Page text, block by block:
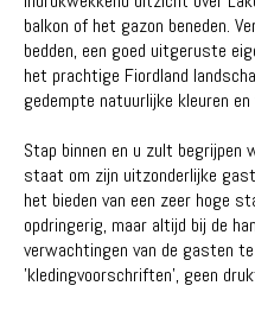
balkon of het gazon beneden.
bedden, een goed uitgeruste
het prachtige Fiordland
gedempte natuurlijke kleuren
Stap binnen en u zult begrijpen
staat om zijn uitzonderlijke
het bieden van een zeer hoge
opdringerig, maar altijd bij de
verwachtingen van de gasten
'kledingvoorschriften', geen